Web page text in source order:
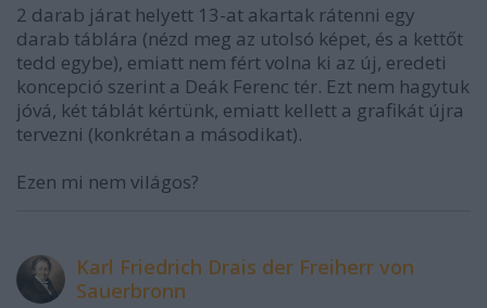
2 darab járat helyett 13-at akartak rátenni egy
darab táblára (nézd meg az utolsó képet, és a kettőt
tedd egybe), emiatt nem fért volna ki az új, eredeti
koncepció szerint a Deák Ferenc tér. Ezt nem hagytuk
jóvá, két táblát kértünk, emiatt kellett a grafikát újra
tervezni (konkrétan a másodikat).
Ezen mi nem világos?
Karl Friedrich Drais der Freiherr von
Sauerbronn